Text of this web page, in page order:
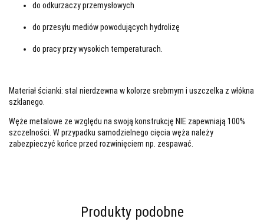
do odkurzaczy przemysłowych
do przesyłu mediów powodujących hydrolizę
do pracy przy wysokich temperaturach.
Materiał ścianki: stal nierdzewna w kolorze srebrnym i uszczelka z włókna
szklanego.
Węże metalowe ze względu na swoją konstrukcję NIE zapewniają 100%
szczelności. W przypadku samodzielnego cięcia węża należy
zabezpieczyć końce przed rozwinięciem np. zespawać.
Produkty podobne